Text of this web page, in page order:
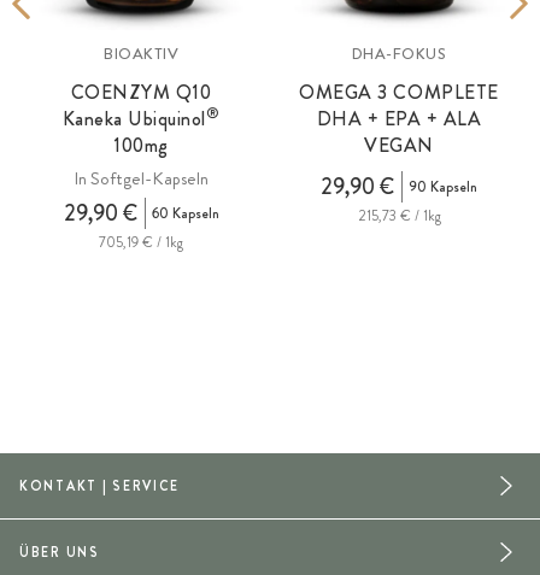
BIOAKTIV
COENZYM Q10
Kaneka Ubiquinol®
100mg
In Softgel-Kapseln
29,90 €
60 Kapseln
705,19 € / 1kg
DHA-FOKUS
OMEGA 3 COMPLETE
DHA + EPA + ALA
VEGAN
29,90 €
90 Kapseln
215,73 € / 1kg
KONTAKT | SERVICE
ÜBER UNS